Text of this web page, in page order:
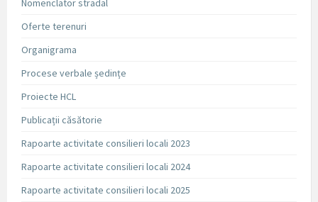
Nomenclator stradal
Oferte terenuri
Organigrama
Procese verbale ședințe
Proiecte HCL
Publicații căsătorie
Rapoarte activitate consilieri locali 2023
Rapoarte activitate consilieri locali 2024
Rapoarte activitate consilieri locali 2025